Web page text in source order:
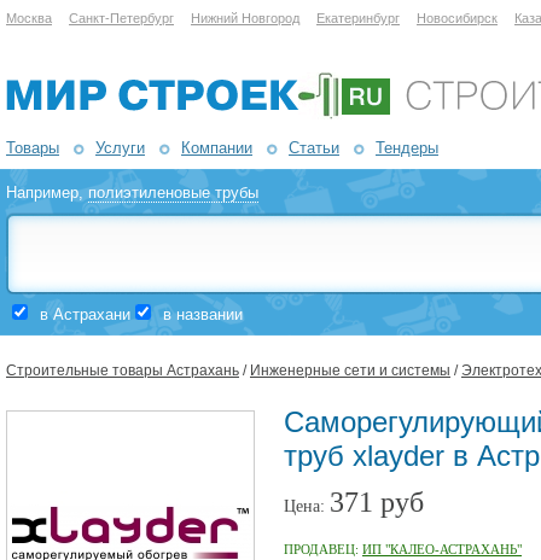
Москва Санкт-Петербург Нижний Новгород Екатеринбург Новосибирск
Товары Услуги Компании Статьи Тендеры
Например,полиэтиленовые трубы
в Астрахани в названии
Строительные товары Астрахань / Инженерные сети и системы /
труб xlayder в
Цена: 371 руб
ПРОДАВЕЦ: ИП "КАЛЕО-АСТРАХАНЬ"